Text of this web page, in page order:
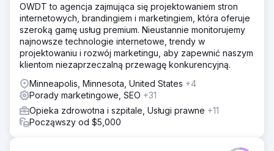
OWDT to agencja zajmująca się projektowaniem stron
internetowych, brandingiem i marketingiem, która oferuje
szeroką gamę usług premium. Nieustannie monitorujemy
najnowsze technologie internetowe, trendy w
projektowaniu i rozwój marketingu, aby zapewnić naszym
klientom niezaprzeczalną przewagę konkurencyjną.
Minneapolis, Minnesota, United States +4
Porady marketingowe, SEO +31
Opieka zdrowotna i szpitale, Usługi prawne +11
Począwszy od $5,000